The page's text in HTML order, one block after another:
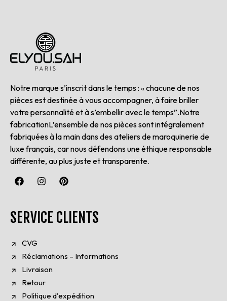
Notre marque s’inscrit dans le temps : « chacune de nos
pièces est destinée à vous accompagner, à faire briller
votre personnalité et à s’embellir avec le temps”.Notre
fabricationL’ensemble de nos pièces sont intégralement
fabriquées à la main dans des ateliers de maroquinerie de
luxe français, car nous défendons une éthique responsable
différente, au plus juste et transparente.
SERVICE CLIENTS
CVG
Réclamations – Informations
Livraison
Retour
Politique d'expédition